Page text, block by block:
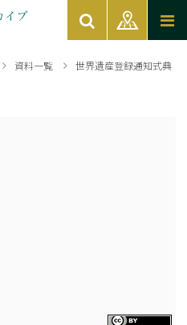
資料一覧 世界遺産登録通知式典